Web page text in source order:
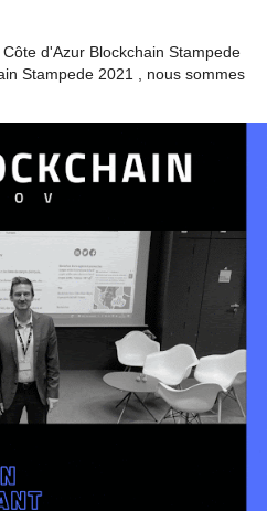
d'Azur Blockchain Stampede
Stampede 2021 , nous sommes